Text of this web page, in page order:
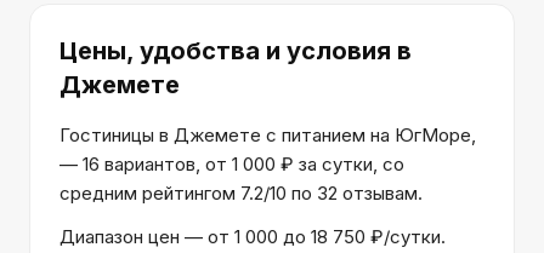
Цены, удобства и условия в
Джемете
Гостиницы в Джемете с питанием на ЮгМоре,
— 16 вариантов, от 1 000 ₽ за сутки, со
средним рейтингом 7.2/10 по 32 отзывам.
Диапазон цен — от 1 000 до 18 750 ₽/сутки.